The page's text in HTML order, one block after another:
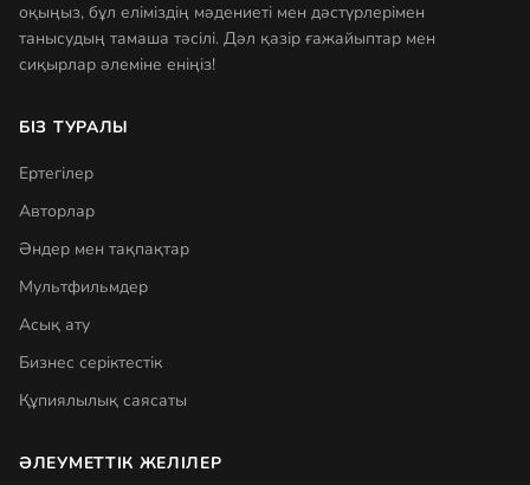
оқыңыз, бұл еліміздің мәдениеті мен дәстүрлерімен
танысудың тамаша тәсілі. Дәл қазір ғажайыптар мен
сиқырлар әлеміне еніңіз!
БІЗ ТУРАЛЫ
Ертегілер
Авторлар
Әндер мен тақпақтар
Мультфильмдер
Асық ату
Бизнес серіктестік
Құпиялылық саясаты
ӘЛЕУМЕТТІК ЖЕЛІЛЕР